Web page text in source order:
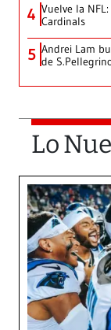
4 Vuelve la
Cardinals
5 Andrei Lam
de
Lo